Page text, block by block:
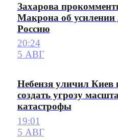
Захарова
Макрона об усилении
Россию
20:24
5 АВГ
Небензя уличил Киев
создать угрозу
катастрофы
19:01
5 АВГ